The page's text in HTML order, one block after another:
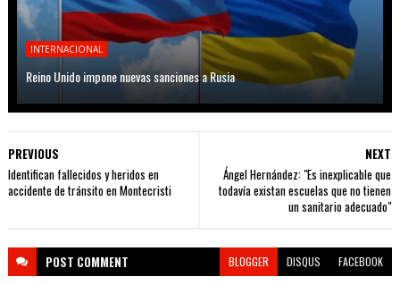
INTERNACIONAL
Reino Unido impone nuevas sanciones a Rusia
NEXT
Ángel Hernández: "Es inexplicable que
todavía existan escuelas que no tienen
un sanitario adecuado"
PREVIOUS
Identifican fallecidos y heridos en
accidente de tránsito en Montecristi
POST COMMENT BLOGGER DISQUS FACEBOOK